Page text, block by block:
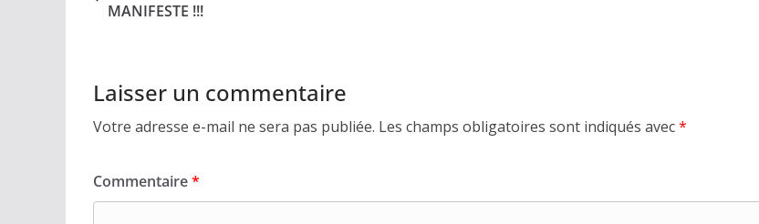
MANIFESTE !!!
Laisser un commentaire
Votre adresse e-mail ne sera pas publiée. Les champs obligatoires sont indiqués avec*
Commentaire*